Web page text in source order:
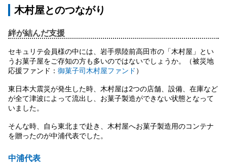
木村屋とのつながり
絆が結んだ支援
セキュリテ会員様の中には、岩手県陸前高田市の「木村屋」とい
うお菓子屋をご存知の方も多いのではないでしょうか。（被災地
応援ファンド： 御菓子司木村屋ファンド ）
東日本大震災が発生した時、木村屋は2つの店舗、設備、在庫など
が全て津波によって流出し、お菓子製造ができない状態となって
いました。
そんな時、自ら東北まで赴き、木村屋へお菓子製造用のコンテナ
を贈ったのが中浦代表でした。
中浦代表